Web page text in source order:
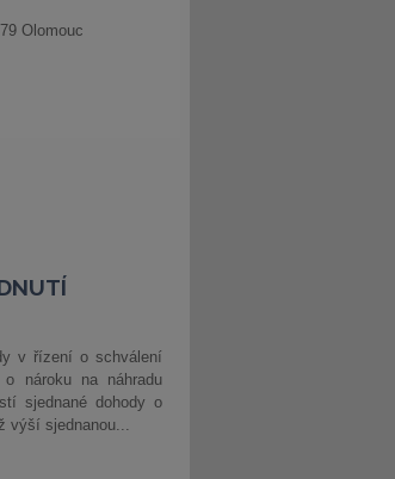
v řízení o schválení
nároku na náhradu
sjednané dohody o
výší sjednanou...